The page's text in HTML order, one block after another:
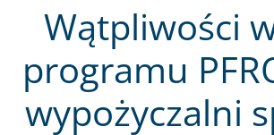
Wątpliwości
programu
wypożyczalni